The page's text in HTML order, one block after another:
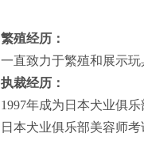
繁殖经历：
一直致力于繁殖和展示
执裁经历：
1997年成为日本犬业俱
日本犬业俱乐部美容师